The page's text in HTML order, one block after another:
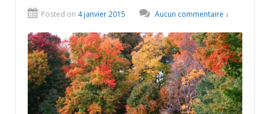
Posted on 4 janvier 2015 Aucun commentaire ↓